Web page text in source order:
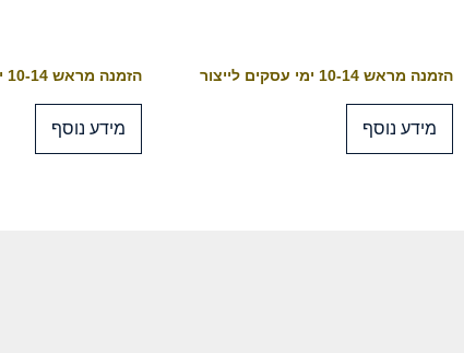
הזמנה מראש 10-14 ימי עסקים לייצור
מידע נוסף
הזמנה מראש 10-14 ימי עסקים לייצור
מידע נוסף